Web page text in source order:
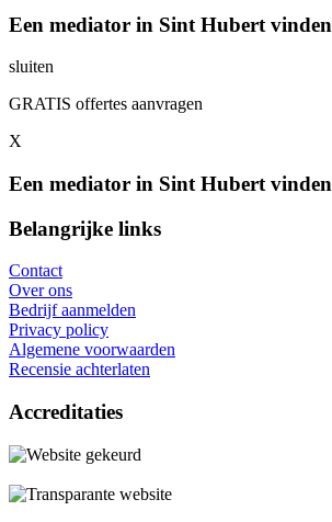
Een mediator in Sint Hubert vinden
sluiten
GRATIS offertes aanvragen
X
Een mediator in Sint Hubert vinden
Belangrijke links
Contact
Over ons
Bedrijf aanmelden
Privacy policy
Algemene voorwaarden
Recensie achterlaten
Accreditaties